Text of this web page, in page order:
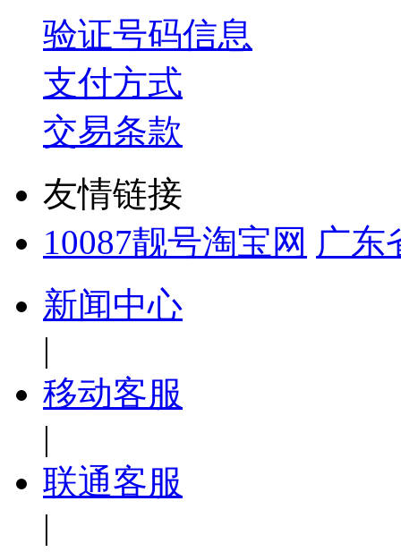
验证号码信息
支付方式
交易条款
友情链接
10087靓号淘宝网 广东
新闻中心
|
移动客服
|
联通客服
|